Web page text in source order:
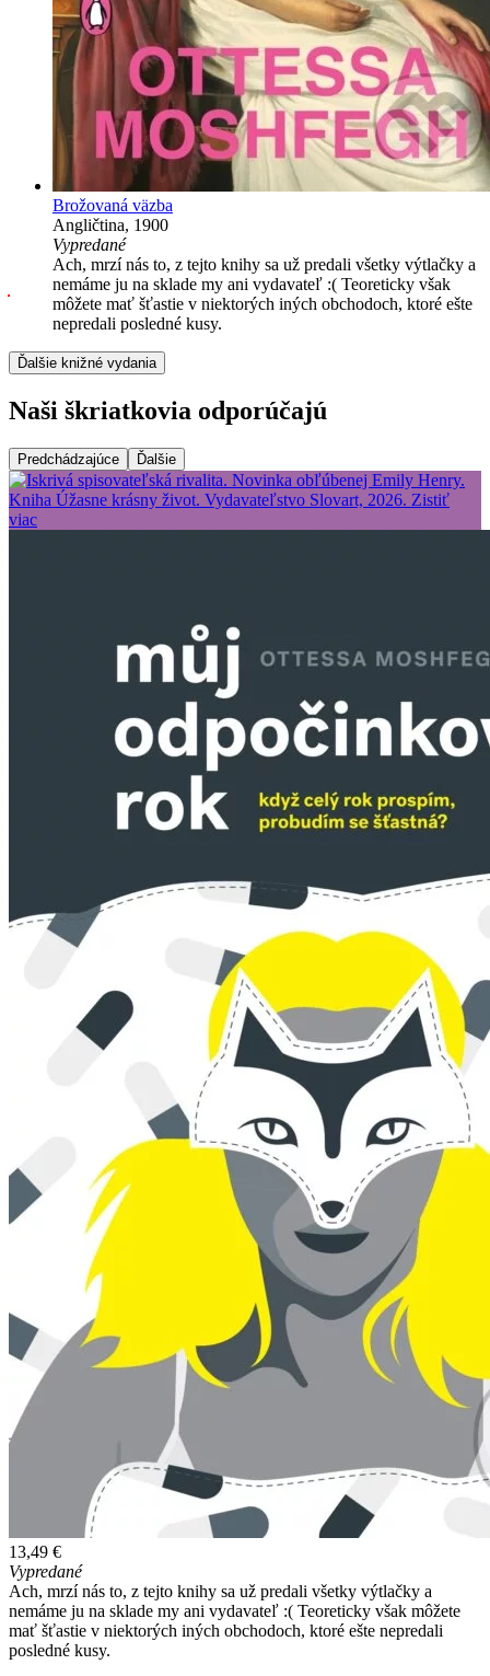
Brožovaná väzba
Angličtina, 1900
Vypredané
Ach, mrzí nás to, z tejto knihy sa už predali všetky výtlačky a
nemáme ju na sklade my ani vydavateľ :( Teoreticky však
môžete mať šťastie v niektorých iných obchodoch, ktoré ešte
nepredali posledné kusy.
Ďalšie knižné vydania
Naši škriatkovia odporúčajú
Predchádzajúce Ďalšie
13,49 €
Vypredané
Ach, mrzí nás to, z tejto knihy sa už predali všetky výtlačky a
nemáme ju na sklade my ani vydavateľ :( Teoreticky však môžete
mať šťastie v niektorých iných obchodoch, ktoré ešte nepredali
posledné kusy.